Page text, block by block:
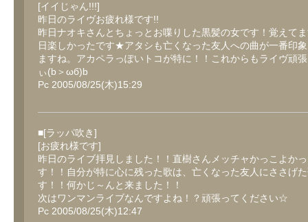
[イイじゃん!!!]
昨日のライヴお疲れ様です!!
昨日ナオキさんとちょっとお喋りした黒髪の女です！覚えて
日楽しかったです★アタシも亡くなった友人への曲が一番印
ますね。アカペラっぽいトコが特に！！これからもライヴ頑
ぃ(b＞ωб)b
Pc 2005/08/25(木)15:29
■[ラッパ吹き]
[お疲れ様です]
昨日のライブ拝見しました！！直樹さんメッチャかっこよか
す！！自分が特に心に残った歌は、亡くなった友人にささげ
す！！何かじ～んと来ました！！
次はワンマンライブなんですよね！？頑張ってください☆
Pc 2005/08/25(木)12:47